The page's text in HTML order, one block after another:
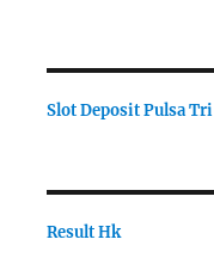
Slot Deposit Pulsa Tri
Result Hk